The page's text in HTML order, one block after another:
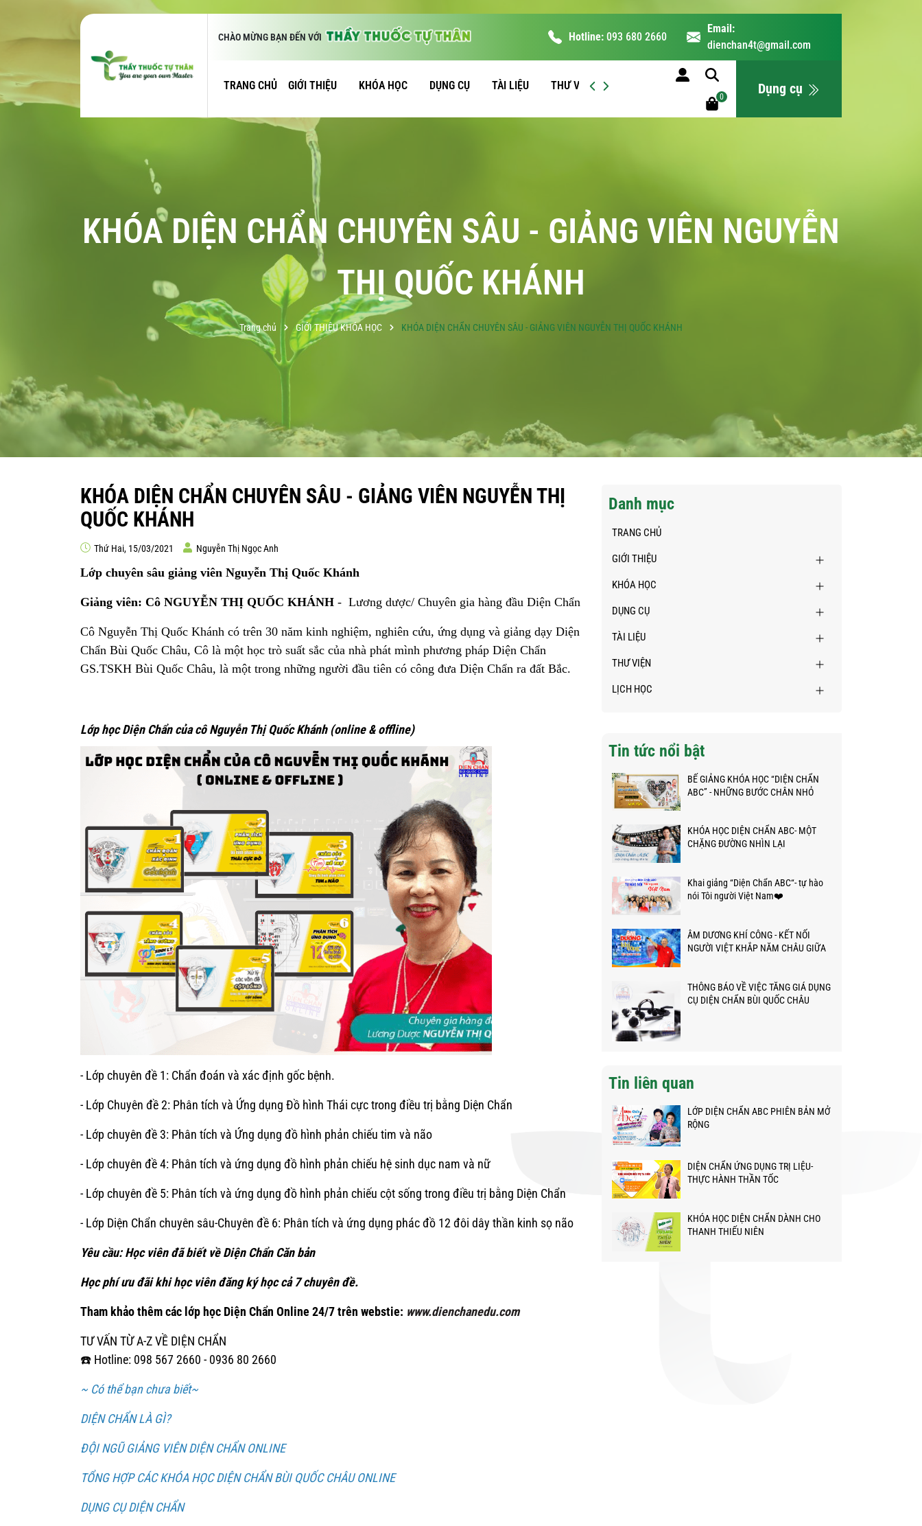
CHÀO MỪNG BẠN ĐẾN VỚI Hotline: 093 680 2660
Email:
dienchan4t@gmail.com
TRANG CHỦ GIỚI THIỆU KHÓA HỌC DỤNG CỤ TÀI LIỆU THƯ VIỆN
0 Dụng cụ
KHÓA DIỆN CHẨN CHUYÊN SÂU - GIẢNG VIÊN NGUYỄN
THỊ QUỐC KHÁNH
Trang chủ GIỚI THIỆU KHÓA HỌC KHÓA DIỆN CHẨN CHUYÊN SÂU - GIẢNG VIÊN NGUYỄN THỊ QUỐC KHÁNH
KHÓA DIỆN CHẨN CHUYÊN SÂU - GIẢNG VIÊN NGUYỄN THỊ
QUỐC KHÁNH
Thứ Hai, 15/03/2021 Nguyễn Thị Ngọc Anh
Lớp chuyên sâu giảng viên Nguyễn Thị Quốc Khánh
Giảng viên: Cô NGUYỄN THỊ QUỐC KHÁNH - Lương dược/ Chuyên gia hàng đầu Diện Chẩn
Cô Nguyễn Thị Quốc Khánh có trên 30 năm kinh nghiệm, nghiên cứu, ứng dụng và giảng dạy Diện
Chẩn Bùi Quốc Châu, Cô là một học trò suất sắc của nhà phát mình phương pháp Diện Chẩn
GS.TSKH Bùi Quốc Châu, là một trong những người đầu tiên có công đưa Diện Chẩn ra đất Bắc.
Lớp học Diện Chẩn của cô Nguyễn Thị Quốc Khánh (online & offline)
- Lớp chuyên đề 1: Chẩn đoán và xác định gốc bệnh.
- Lớp Chuyên đề 2: Phân tích và Ứng dụng Đồ hình Thái cực trong điều trị bằng Diện Chẩn
- Lớp chuyên đề 3: Phân tích và Ứng dụng đồ hình phản chiếu tim và não
- Lớp chuyên đề 4: Phân tích và ứng dụng đồ hình phản chiếu hệ sinh dục nam và nữ
- Lớp chuyên đề 5: Phân tích và ứng dụng đồ hình phản chiếu cột sống trong điều trị bằng Diện Chẩn
- Lớp Diện Chẩn chuyên sâu-Chuyên đề 6: Phân tích và ứng dụng phác đồ 12 đôi dây thần kinh sọ não
Yêu cầu: Học viên đã biết về Diện Chẩn Căn bản
Học phí ưu đãi khi học viên đăng ký học cả 7 chuyên đề.
Tham khảo thêm các lớp học Diện Chẩn Online 24/7 trên webstie: www.dienchanedu.com
TƯ VẤN TỪ A-Z VỀ DIỆN CHẨN
☎️ Hotline: 098 567 2660 - 0936 80 2660
~ Có thể bạn chưa biết~
DIỆN CHẨN LÀ GÌ?
ĐỘI NGŨ GIẢNG VIÊN DIỆN CHẨN ONLINE
TỔNG HỢP CÁC KHÓA HỌC DIỆN CHẨN BÙI QUỐC CHÂU ONLINE
DỤNG CỤ DIỆN CHẨN
Danh mục
TRANG CHỦ
GIỚI THIỆU
KHÓA HỌC
DỤNG CỤ
TÀI LIỆU
THƯ VIỆN
LỊCH HỌC
Tin tức nổi bật
BẾ GIẢNG KHÓA HỌC “DIỆN CHẨN
ABC” - NHỮNG BƯỚC CHÂN NHỎ
KHÓA HỌC DIỆN CHẨN ABC- MỘT
CHẶNG ĐƯỜNG NHÌN LẠI
Khai giảng “Diện Chẩn ABC“- tự hào
nói Tôi người Việt Nam❤️
ÂM DƯƠNG KHÍ CÔNG - KẾT NỐI
NGƯỜI VIỆT KHẮP NĂM CHÂU GIỮA
THÔNG BÁO VỀ VIỆC TĂNG GIÁ DỤNG
CỤ DIỆN CHẨN BÙI QUỐC CHÂU
Tin liên quan
LỚP DIỆN CHẨN ABC PHIÊN BẢN MỞ
RỘNG
DIỆN CHẨN ỨNG DỤNG TRỊ LIỆU-
THỰC HÀNH THẦN TỐC
KHÓA HỌC DIỆN CHẨN DÀNH CHO
THANH THIẾU NIÊN